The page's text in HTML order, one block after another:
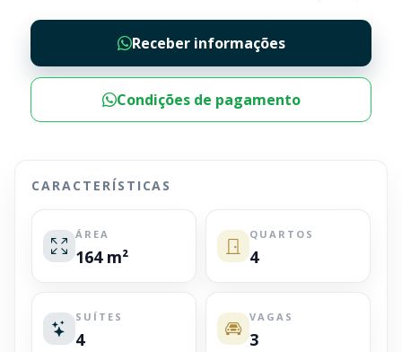
Receber informações
Condições de pagamento
CARACTERÍSTICAS
ÁREA
164 m²
QUARTOS
4
SUÍTES
4
VAGAS
3